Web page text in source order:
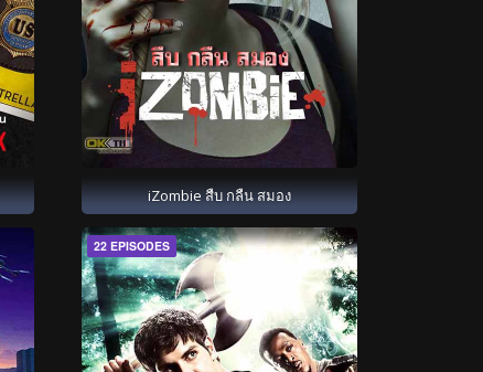
iZombie สืบ กลืน สมอง
22 EPISODES